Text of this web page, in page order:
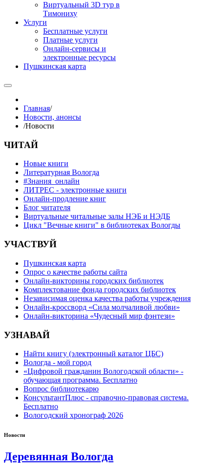
Виртуальный 3D тур в
Тимониху
Услуги
Бесплатные услуги
Платные услуги
Онлайн-сервисы и
электронные ресурсы
Пушкинская карта
Главная/
Новости, анонсы
/Новости
ЧИТАЙ
Новые книги
Литературная Вологда
#Знания_онлайн
ЛИТРЕС - электронные книги
Онлайн-продление книг
Блог читателя
Виртуальные читальные залы НЭБ и НЭДБ
Цикл "Вечные книги" в библиотеках Вологды
УЧАСТВУЙ
Пушкинская карта
Опрос о качестве работы сайта
Онлайн-викторины городских библиотек
Комплектование фонда городских библиотек
Независимая оценка качества работы учреждения
Онлайн-кроссворд «Сила молчаливой любви»
Онлайн-викторина «Чудесный мир фэнтези»
УЗНАВАЙ
Найти книгу (электронный каталог ЦБС)
Вологда - мой город
«Цифровой гражданин Вологодской области» -
обучающая программа. Бесплатно
Вопрос библиотекарю
КонсультантПлюс - справочно-правовая система.
Бесплатно
Вологодский хронограф 2026
Новости
Деревянная Вологда